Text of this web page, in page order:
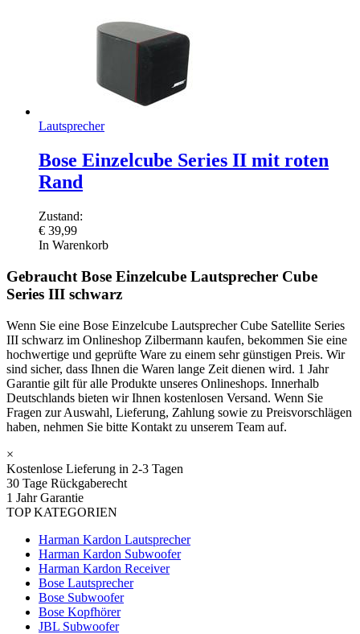
Lautsprecher
Bose Einzelcube Series II mit roten
Rand
Zustand:
€ 39,99
In Warenkorb
Gebraucht Bose Einzelcube Lautsprecher Cube
Series III schwarz
Wenn Sie eine Bose Einzelcube Lautsprecher Cube Satellite Series
III schwarz im Onlineshop Zilbermann kaufen, bekommen Sie eine
hochwertige und geprüfte Ware zu einem sehr günstigen Preis. Wir
sind sicher, dass Ihnen die Waren lange Zeit dienen wird. 1 Jahr
Garantie gilt für alle Produkte unseres Onlineshops. Innerhalb
Deutschlands bieten wir Ihnen kostenlosen Versand. Wenn Sie
Fragen zur Auswahl, Lieferung, Zahlung sowie zu Preisvorschlägen
haben, nehmen Sie bitte Kontakt zu unserem Team auf.
×
Kostenlose Lieferung in 2-3 Tagen
30 Tage Rückgaberecht
1 Jahr Garantie
TOP KATEGORIEN
Harman Kardon Lautsprecher
Harman Kardon Subwoofer
Harman Kardon Receiver
Bose Lautsprecher
Bose Subwoofer
Bose Kopfhörer
JBL Subwoofer